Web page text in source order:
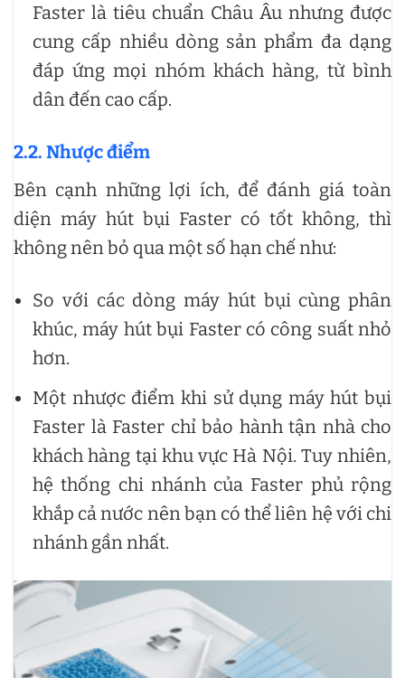
Faster là tiêu chuẩn Châu Âu nhưng được
cung cấp nhiều dòng sản phẩm đa dạng
đáp ứng mọi nhóm khách hàng, từ bình
dân đến cao cấp.
2.2. Nhược điểm
Bên cạnh những lợi ích, để đánh giá toàn
diện máy hút bụi Faster có tốt không, thì
không nên bỏ qua một số hạn chế như:
So với các dòng máy hút bụi cùng phân
khúc, máy hút bụi Faster có công suất nhỏ
hơn.
Một nhược điểm khi sử dụng máy hút bụi
Faster là Faster chỉ bảo hành tận nhà cho
khách hàng tại khu vực Hà Nội. Tuy nhiên,
hệ thống chi nhánh của Faster phủ rộng
khắp cả nước nên bạn có thể liên hệ với chi
nhánh gần nhất.